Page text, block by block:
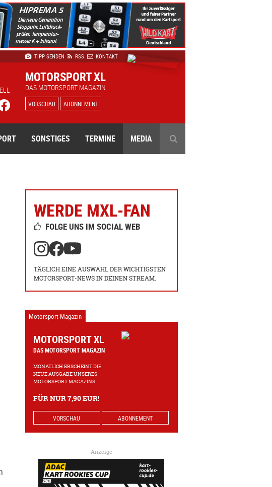
TIPP SENDEN RSS KONTAKT
MOTORSPORT XL
DAS MOTORSPORT MAGAZIN
VORSCHAU ABONNEMENT
SONSTIGES TERMINE MEDIA
WERDE MXL-FAN
FOLGE UNS IM SOCIAL WEB
TÄGLICH EINE AUSWAHL DER WICHTIGSTEN
MOTORSPORT-NEWS IN DEINEN STREAM.
Motorsport Magazin
MOTORSPORT XL
DAS MOTORSPORT MAGAZIN
MONATLICH ERSCHEINT DIE
NEUE AUSGABE UNSERES
MOTORSPORT MAGAZINS.
FÜR NUR 7,90 EUR!
VORSCHAU ABONNEMENT
Anzeige